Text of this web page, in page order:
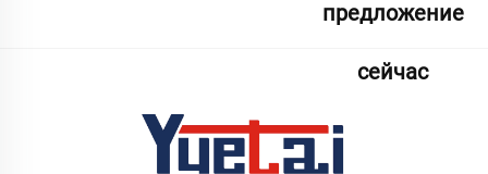
предложение
сейчас